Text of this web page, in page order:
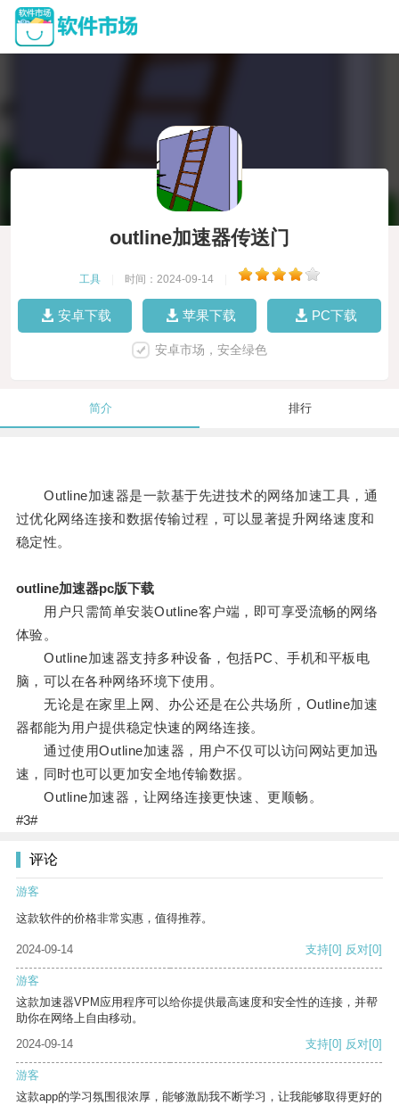
outline加速器传送门
工具 时间：2024-09-14
安卓下载 苹果下载 PC下载
安卓市场，安全绿色
简介 排行
Outline加速器是一款基于先进技术的网络加速工具，通
过优化网络连接和数据传输过程，可以显著提升网络速度和
稳定性。
outline加速器pc版下载
用户只需简单安装Outline客户端，即可享受流畅的网络
体验。
Outline加速器支持多种设备，包括PC、手机和平板电
脑，可以在各种网络环境下使用。
无论是在家里上网、办公还是在公共场所，Outline加速
器都能为用户提供稳定快速的网络连接。
通过使用Outline加速器，用户不仅可以访问网站更加迅
速，同时也可以更加安全地传输数据。
Outline加速器，让网络连接更快速、更顺畅。
#3#
评论
游客
这款软件的价格非常实惠，值得推荐。
2024-09-14 支持[0] 反对[0]
游客
这款加速器VPM应用程序可以给你提供最高速度和安全性的连接，并帮
助你在网络上自由移动。
2024-09-14
支持[0] 反对[0]
游客
这款app的学习氛围很浓厚，能够激励我不断学习，让我能够取得更好的